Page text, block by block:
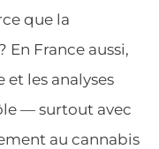
que la
En France aussi,
les analyses
— surtout avec
au cannabis